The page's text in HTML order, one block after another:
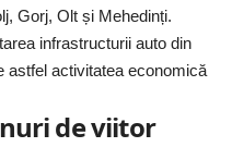
Gorj, Olt și Mehedinți.
infrastructurii auto din
astfel activitatea economică
de viitor